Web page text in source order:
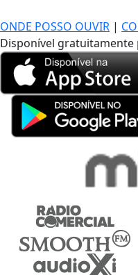
ONDE POSSO OUVIR |
Disponível gratuitamente